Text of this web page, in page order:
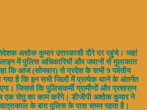
अशोक कुमार उत्तरकाशी दौरे पर पहुंचे। जहां
में पुलिस अधिकारियों और जवानों से मुलाकात
कि आज (सोमवार) से प्रदेश के सभी 9 पर्वतीय
है कि इन सभी जिलों में प्रत्येक थाने के अंतर्गत
जिससे कि पुलिसकर्मी ग्रामीणों और प्रशासन
एक सेतु का काम करेंगे। डीजीपी अशोक कुमार ने
के बाद पुलिस के पास समय रहता है।